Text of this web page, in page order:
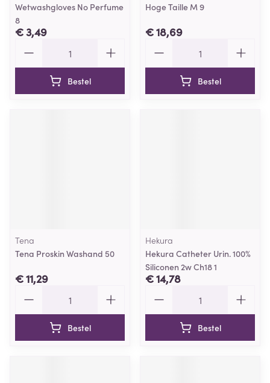
Wetwashgloves No Perfume
8
€ 3,49
Bestel
Hoge Taille M 9
€ 18,69
Bestel
Tena
Tena Proskin Washand 50
€ 11,29
Bestel
Hekura
Hekura Catheter Urin. 100%
Siliconen 2w Ch18 1
€ 14,78
Bestel